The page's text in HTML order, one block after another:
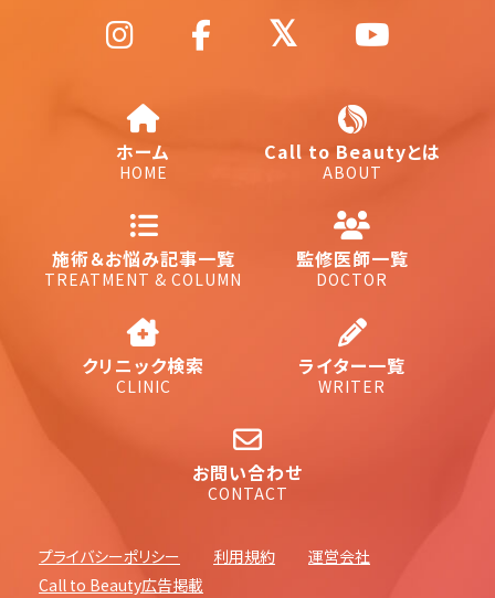
ホーム
HOME
Call to Beautyとは
ABOUT
施術＆お悩み記事一覧
TREATMENT & COLUMN
監修医師一覧
DOCTOR
クリニック検索
CLINIC
ライター一覧
WRITER
お問い合わせ
CONTACT
プライバシーポリシー 利用規約
運営会社
Call to Beauty広告掲載